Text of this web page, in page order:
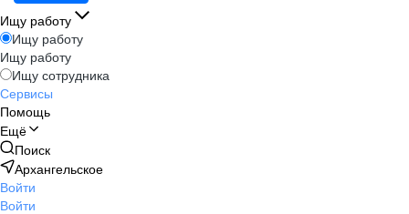
Ищу работу
Ищу работу
Ищу работу
Ищу сотрудника
Сервисы
Помощь
Ещё
Поиск
Архангельское
Войти
Войти